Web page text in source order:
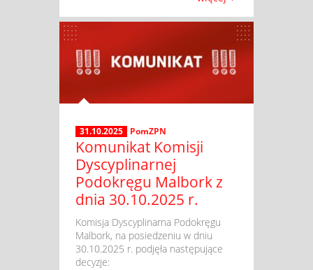
31.10.2025 PomZPN
Komunikat Komisji
Dyscyplinarnej
Podokręgu Malbork z
dnia 30.10.2025 r.
​ Komisja Dyscyplinarna Podokręgu
Malbork, na posiedzeniu w dniu
30.10.2025 r. podjęła następujące
decyzje: